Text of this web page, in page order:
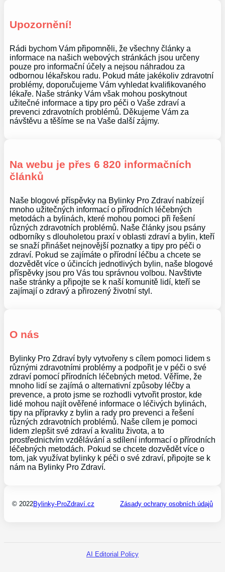
Upozornění!
Rádi bychom Vám připomněli, že všechny články a
informace na našich webových stránkách jsou určeny
pouze pro informační účely a nejsou náhradou za
odbornou lékařskou radu. Pokud máte jakékoliv zdravotní
problémy, doporučujeme Vám vyhledat kvalifikovaného
lékaře. Naše stránky Vám však mohou poskytnout
užitečné informace a tipy pro péči o Vaše zdraví a
prevenci zdravotních problémů. Děkujeme Vám za
návštěvu a těšíme se na Vaše další zájmy.
Na webu je přes 6 820 informačních
článků
Naše blogové příspěvky na Bylinky Pro Zdraví nabízejí
mnoho užitečných informací o přírodních léčebných
metodách a bylinách, které mohou pomoci při řešení
různých zdravotních problémů. Naše články jsou psány
odborníky s dlouholetou praxí v oblasti zdraví a bylin, kteří
se snaží přinášet nejnovější poznatky a tipy pro péči o
zdraví. Pokud se zajímáte o přírodní léčbu a chcete se
dozvědět více o účincích jednotlivých bylin, naše blogové
příspěvky jsou pro Vás tou správnou volbou. Navštivte
naše stránky a připojte se k naší komunitě lidí, kteří se
zajímají o zdravý a přirozený životní styl.
O nás
Bylinky Pro Zdraví byly vytvořeny s cílem pomoci lidem s
různými zdravotními problémy a podpořit je v péči o své
zdraví pomocí přírodních léčebných metod. Věříme, že
mnoho lidí se zajímá o alternativní způsoby léčby a
prevence, a proto jsme se rozhodli vytvořit prostor, kde
lidé mohou najít ověřené informace o léčivých bylinách,
tipy na přípravky z bylin a rady pro prevenci a řešení
různých zdravotních problémů. Naše cílem je pomoci
lidem zlepšit své zdraví a kvalitu života, a to
prostřednictvím vzdělávání a sdílení informací o přírodních
léčebných metodách. Pokud se chcete dozvědět více o
tom, jak využívat bylinky k péči o své zdraví, připojte se k
nám na Bylinky Pro Zdraví.
© 2022Bylinky-ProZdraví.cz Zásady ochrany osobních údajů
AI Editorial Policy